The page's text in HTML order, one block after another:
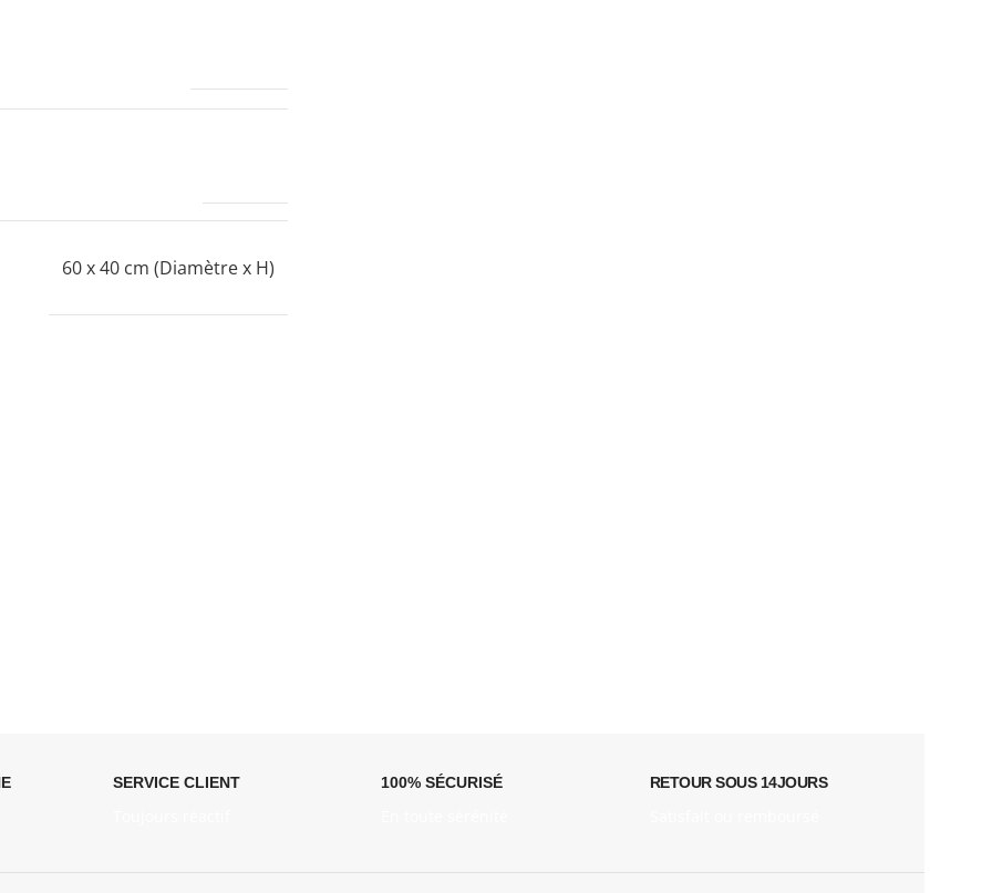
60 x 40 cm (Diamètre x H)
SERVICE CLIENT 100% SÉCURISÉ RETOUR SOUS 14JOURS